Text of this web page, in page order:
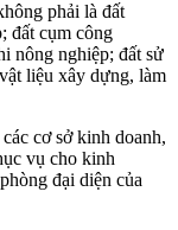
phải là đất
đất cụm công
nông nghiệp; đất sử
liệu xây dựng, làm
cơ sở kinh doanh,
vụ cho kinh
đại diện của